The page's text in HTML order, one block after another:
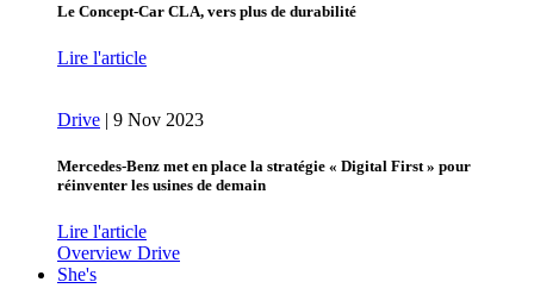
Le Concept-Car CLA, vers plus de durabilité
Lire l'article
Drive | 9 Nov 2023
Mercedes-Benz met en place la stratégie « Digital First » pour
réinventer les usines de demain
Lire l'article
Overview Drive
She's